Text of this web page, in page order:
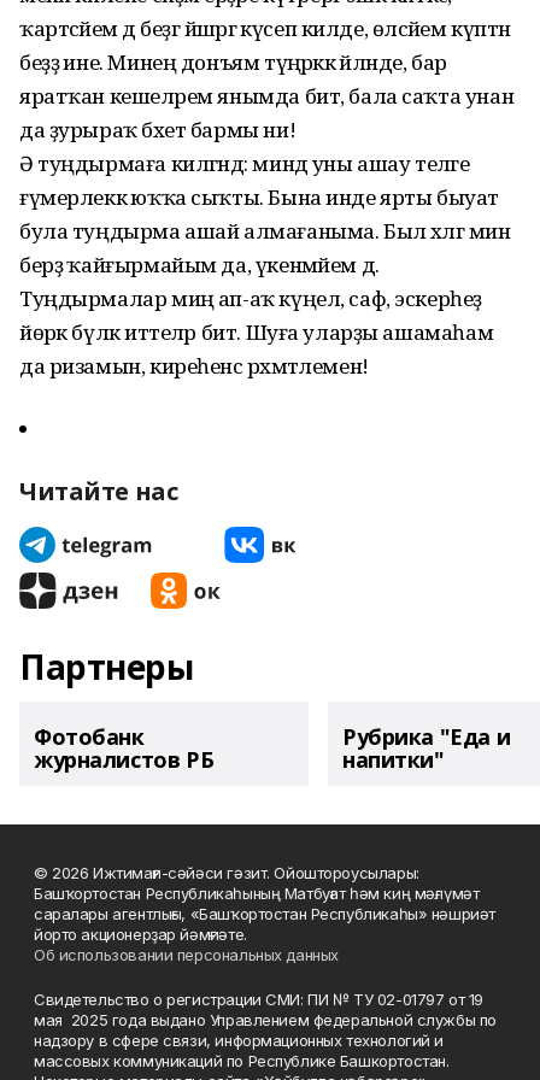
ҡартәсәйем дә беҙгә йәшәргә күсеп килде, өләсәйем күптән
беҙҙә ине. Минең донъям түңәрәккә әйләнде, бар
яратҡан кешеләрем янымда бит, бала саҡта унан
да ҙурыраҡ бәхет бармы ни!
Ә туңдырмаға килгәндә: миндә уны ашау теләге
ғүмерлеккә юҡҡа сыҡты. Бына инде ярты быуат
була туңдырма ашай алмағаныма. Был хәлгә мин
берҙә ҡайғырмайым да, үкенмәйем дә.
Туңдырмалар миңә ап-аҡ күңел, саф, эскерһеҙ
йөрәк бүләк иттеләр бит. Шуға уларҙы ашамаһам
да ризамын, киреһенсә рәхмәтлемен!
Читайте нас
Партнеры
Фотобанк
журналистов РБ
Рубрика "Еда и
напитки"
© 2026 Ижтимағи-сәйәси гәзит. Ойоштороусылары:
Башҡортостан Республикаһының Матбуғат һәм киң мәғлүмәт
саралары агентлығы, «Башҡортостан Республикаһы» нәшриәт
йорто акционерҙар йәмғиәте.
Об использовании персональных данных
Свидетельство о регистрации СМИ: ПИ № ТУ 02-01797 от 19
мая 2025 года выдано Управлением федеральной службы по
надзору в сфере связи, информационных технологий и
массовых коммуникаций по Республике Башкортостан.